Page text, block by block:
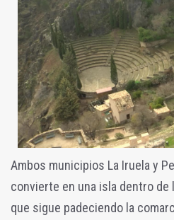
Ambos municipios La Iruela y
convierte en una isla dentro de
que sigue padeciendo la